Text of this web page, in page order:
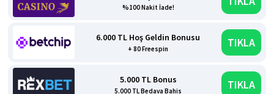
%100 Nakit İade!
6.000 TL Hoş Geldin Bonusu
+ 80 Freespin TIKLA
5.000 TL Bonus
5.000 TL Bedava Bahis TIKLA